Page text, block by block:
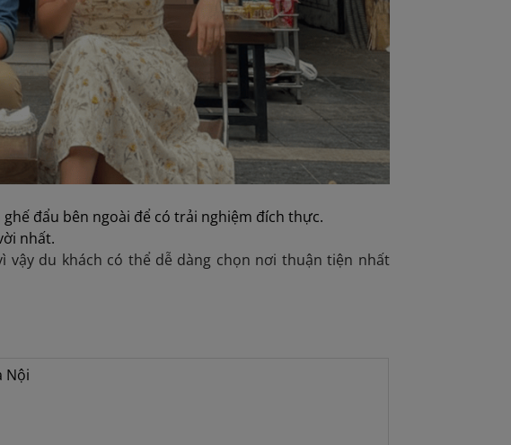
đẩu bên ngoài để có trải nghiệm đích thực.
nhất.
vậy du khách có thể dễ dàng chọn nơi thuận tiện nhất
Nội